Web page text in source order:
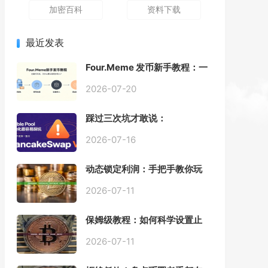
加密百科 资料下载
最近发表
Four.Meme 发币新手教程：一
动踩坑
2026-07-20
踩过三次坑才敢说：
Pool 最容易翻车的不是手续
2026-07-16
动态锁定利润：手把手教你玩
2026-07-11
保姆级教程：如何科学设置止
2026-07-11